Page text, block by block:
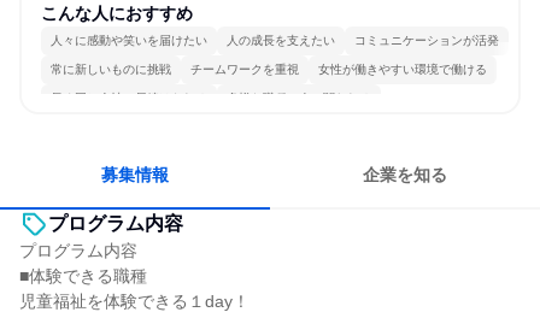
こんな人におすすめ
人々に感動や笑いを届けたい 人の成長を支えたい コミュニケーションが活発
常に新しいものに挑戦 チームワークを重視 女性が働きやすい環境で働ける
長く同じ会社に居続けられる 多様な職種の人と関われる
募集情報 企業を知る
プログラム内容
プログラム内容
■体験できる職種
児童福祉を体験できる１day！